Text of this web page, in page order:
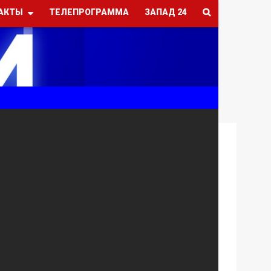
ТЕЛЕПРОГРАММА ЗАПАД 24